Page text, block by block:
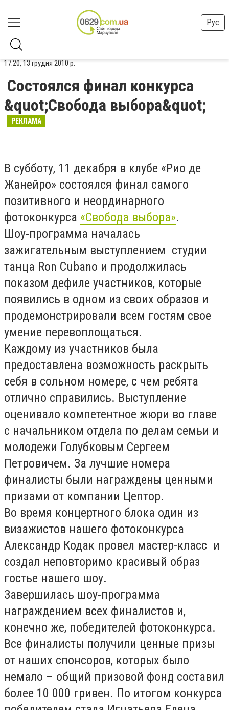
Рус
17:20, 13 грудня 2010 р.
Состоялся финал конкурса
&quot;Свобода выбора&quot;
РЕКЛАМА
В субботу, 11 декабря в клубе «Рио де
Жанейро» состоялся финал самого
позитивного и неординарного
фотоконкурса «Свобода выбора».
Шоу-программа началась
зажигательным выступлением студии
танца Ron Cubano и продолжилась
показом дефиле участников, которые
появились в одном из своих образов и
продемонстрировали всем гостям свое
умение перевоплощаться.
Каждому из участников была
предоставлена возможность раскрыть
себя в сольном номере, с чем ребята
отлично справились. Выступление
оценивало компетентное жюри во главе
с начальником отдела по делам семьи и
молодежи Голубковым Сергеем
Петровичем. За лучшие номера
финалисты были награждены ценными
призами от компании Цептор.
Во время концертного блока один из
визажистов нашего фотоконкурса
Александр Кодак провел мастер-класс и
создал неповторимо красивый образ
гостье нашего шоу.
Завершилась шоу-программа
награждением всех финалистов и,
конечно же, победителей фотоконкурса.
Все финалисты получили ценные призы
от наших спонсоров, которых было
немало – общий призовой фонд составил
более 10 000 гривен. По итогом конкурса